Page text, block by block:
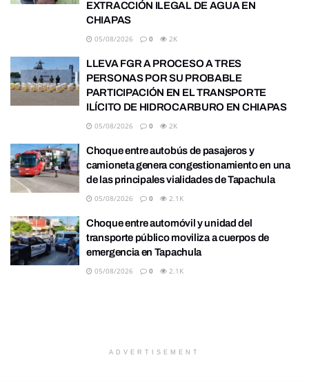
EXTRACCIÓN ILEGAL DE AGUA EN
CHIAPAS
05/08/2026 0 2K
LLEVA FGR A PROCESO A TRES
PERSONAS POR SU PROBABLE
PARTICIPACIÓN EN EL TRANSPORTE
ILÍCITO DE HIDROCARBURO EN CHIAPAS
05/08/2026 0 2K
Choque entre autobús de pasajeros y
camioneta genera congestionamiento en una
de las principales vialidades de Tapachula
05/08/2026 0 2.1K
Choque entre automóvil y unidad del
transporte público moviliza a cuerpos de
emergencia en Tapachula
05/08/2026 0 2.1K
ADVERTISEMENT